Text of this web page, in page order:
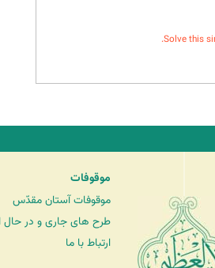
Solve this
موقوفات
موقوفات آستان مقدّس
طرح های جاری و در حال
ارتباط با ما